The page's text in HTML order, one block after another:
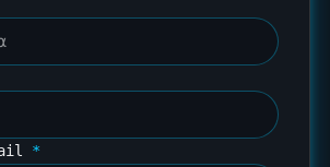
*